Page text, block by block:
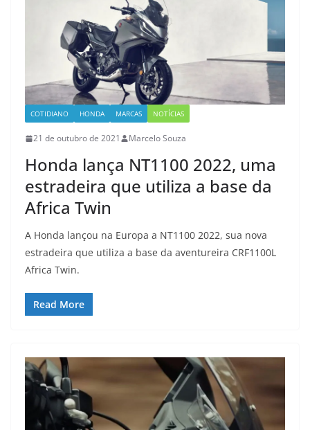
COTIDIANO HONDA MARCAS NOTÍCIAS
21 de outubro de 2021 Marcelo Souza
Honda lança NT1100 2022, uma
estradeira que utiliza a base da
Africa Twin
A Honda lançou na Europa a NT1100 2022, sua nova
estradeira que utiliza a base da aventureira CRF1100L
Africa Twin.
Read More